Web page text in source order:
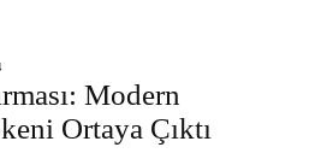
Modern
Ortaya Çıktı